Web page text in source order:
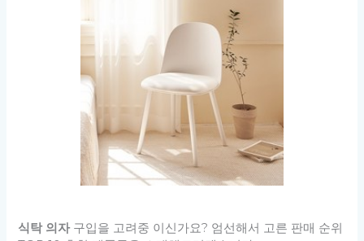
식탁 의자 구입을 고려중 이신가요? 엄선해서 고른 판매 순위